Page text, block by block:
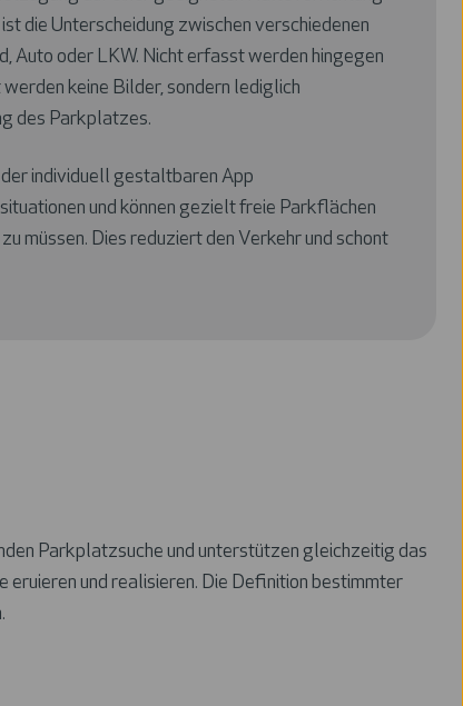
die Unterscheidung zwischen verschiedenen
Auto oder LKW. Nicht erfasst werden hingegen
keine Bilder, sondern lediglich
des Parkplatzes.
individuell gestaltbaren App
und können gezielt freie Parkflächen
müssen. Dies reduziert den Verkehr und schont
Parkplatzsuche und unterstützen gleichzeitig das
und realisieren. Die Definition bestimmter